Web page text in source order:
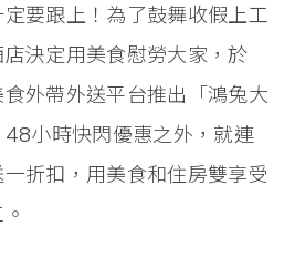
要跟上！為了鼓舞收假上工
決定用美食慰勞大家，於
食外帶外送平台推出「鴻兔大
小時快閃優惠之外，就連
折扣，用美食和住房雙享受